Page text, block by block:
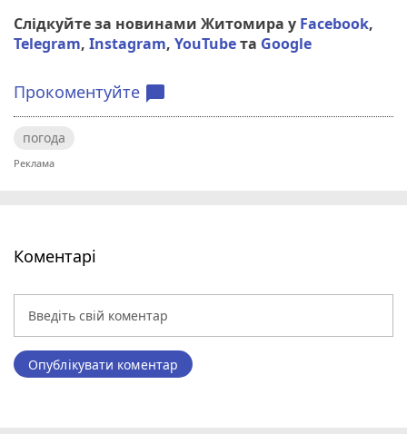
Слідкуйте за новинами Житомира у Facebook,
Telegram, Instagram, YouTubeта Google
Прокоментуйте chat_bubble
погода
Коментарі
Опублікувати коментар